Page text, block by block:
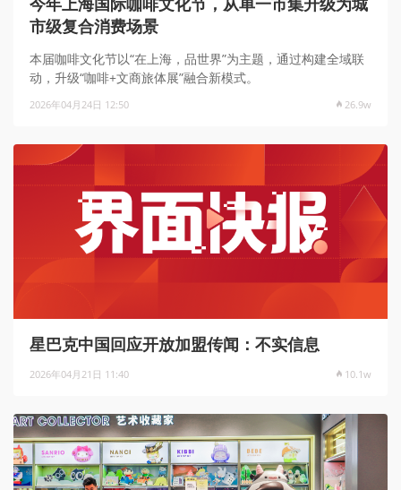
市级复合消费场景
本届咖啡文化节以“在上海，品世界”为主题，通过构建全域联
动，升级“咖啡+文商旅体展”融合新模式。
2026年04月24日 12:50 26.9w
星巴克中国回应开放加盟传闻：不实信息
2026年04月21日 11:40 10.1w